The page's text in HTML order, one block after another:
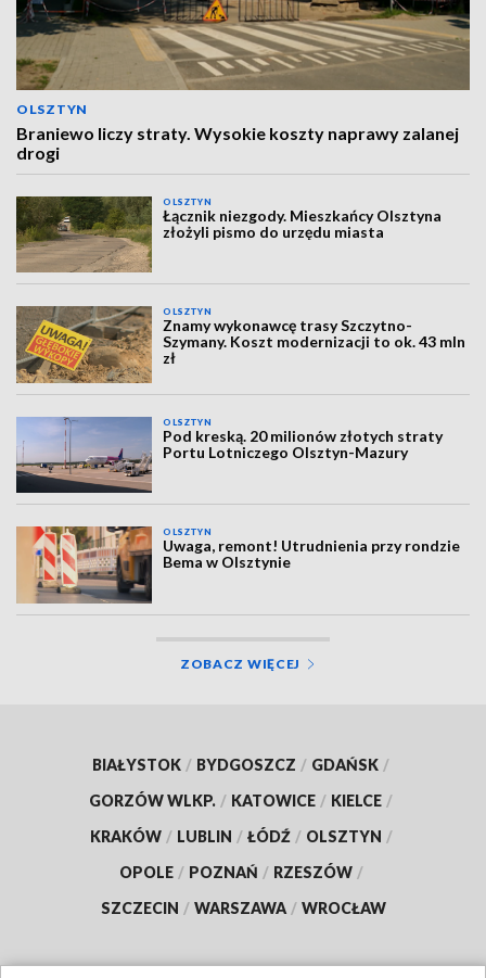
OLSZTYN
Braniewo liczy straty. Wysokie koszty naprawy zalanej
drogi
OLSZTYN
Łącznik niezgody. Mieszkańcy Olsztyna
złożyli pismo do urzędu miasta
OLSZTYN
Znamy wykonawcę trasy Szczytno-
Szymany. Koszt modernizacji to ok. 43 mln
zł
OLSZTYN
Pod kreską. 20 milionów złotych straty
Portu Lotniczego Olsztyn-Mazury
OLSZTYN
Uwaga, remont! Utrudnienia przy rondzie
Bema w Olsztynie
ZOBACZ WIĘCEJ
BIAŁYSTOK / BYDGOSZCZ / GDAŃSK /
GORZÓW WLKP. / KATOWICE / KIELCE /
KRAKÓW / LUBLIN / ŁÓDŹ / OLSZTYN /
OPOLE / POZNAŃ / RZESZÓW /
SZCZECIN / WARSZAWA / WROCŁAW